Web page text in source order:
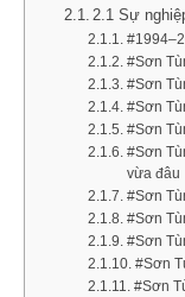
2.1 Sự
#Sơn
#Sơn
#Sơn
#Sơn
#Sơn
vừa đâu
#Sơn
#Sơn
#Sơn
#Sơn
#Sơn